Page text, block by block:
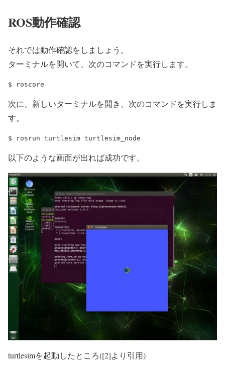
ROS動作確認
それでは動作確認をしましょう。
ターミナルを開いて、次のコマンドを実行します。
次に、新しいターミナルを開き、次のコマンドを実行しま
す。
以下のような画面が出れば成功です。
turtlesimを起動したところ([2]より引用)